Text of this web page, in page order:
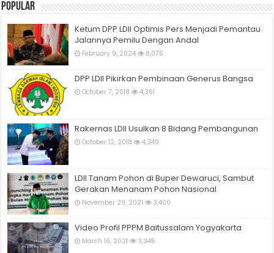
Popular
Ketum DPP LDII Optimis Pers Menjadi Pemantau
Jalannya Pemilu Dengan Andal
February 9, 2024 8,075
DPP LDII Pikirkan Pembinaan Generus Bangsa
October 7, 2018 4,361
Rakernas LDII Usulkan 8 Bidang Pembangunan
October 12, 2018 4,349
LDII Tanam Pohon di Buper Dewaruci, Sambut
Gerakan Menanam Pohon Nasional
November 29, 2021 3,400
Video Profil PPPM Baitussalam Yogyakarta
March 16, 2021 3,345